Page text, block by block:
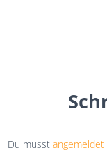
Du musst angemeldet